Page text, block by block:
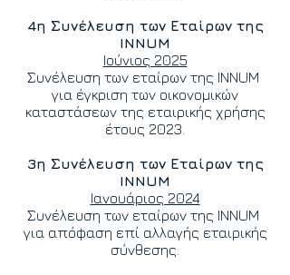
4η Συνέλευση των Εταίρων της
INNUM
Ιούνιος 2025
Συνέλευση των εταίρων της INNUM
για έγκριση των οικονομικών
καταστάσεων της εταιρικής χρήσης
έτους 2023.
3η Συνέλευση των Εταίρων της
INNUM
Ιανουάριος 2024
Συνέλευση των εταίρων της INNUM
για απόφαση επί αλλαγής εταιρικής
σύνθεσης.